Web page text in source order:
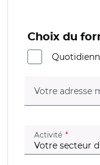
Choix du
Votre adresse
Activité (champ